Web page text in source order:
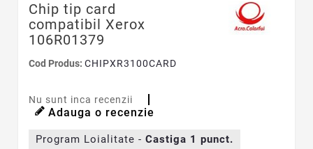
Chip tip card
compatibil Xerox
106R01379
Cod Produs: CHIPXR3100CARD
Nu sunt inca recenzii
Adauga o recenzie
Program Loialitate - Castiga 1 punct.